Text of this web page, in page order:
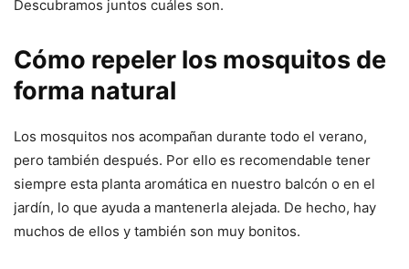
Descubramos juntos cuáles son.
Cómo repeler los mosquitos de
forma natural
Los mosquitos nos acompañan durante todo el verano,
pero también después. Por ello es recomendable tener
siempre esta planta aromática en nuestro balcón o en el
jardín, lo que ayuda a mantenerla alejada. De hecho, hay
muchos de ellos y también son muy bonitos.